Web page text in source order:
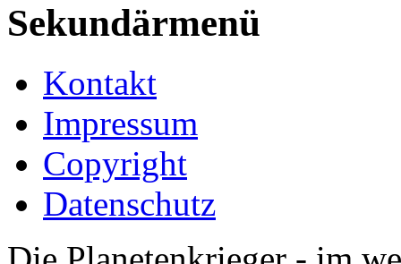
Sekundärmenü
Kontakt
Impressum
Copyright
Datenschutz